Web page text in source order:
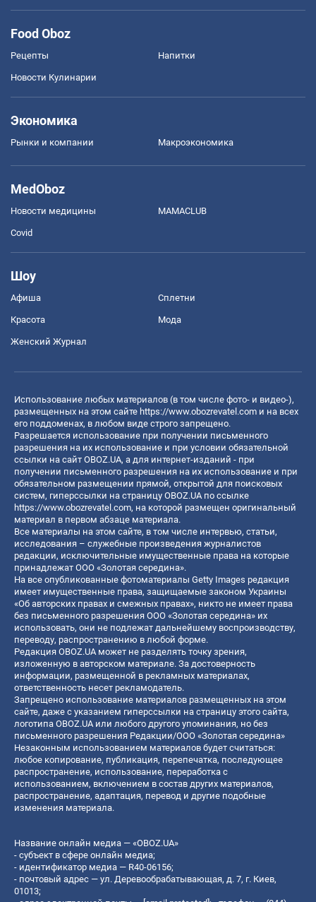
Food Oboz
Рецепты Напитки
Новости Кулинарии
Экономика
Рынки и компании Mакроэкономика
MedOboz
Новости медицины MAMACLUB
Covid
Шоу
Афиша Сплетни
Красота Мода
Женский Журнал
Использование любых материалов (в том числе фото- и видео-),
размещенных на этом сайте https://www.obozrevatel.com и на всех
его поддоменах, в любом виде строго запрещено.
Разрешается использование при получении письменного
разрешения на их использование и при условии обязательной
ссылки на сайт OBOZ.UA, а для интернет-изданий - при
получении письменного разрешения на их использование и при
обязательном размещении прямой, открытой для поисковых
систем, гиперссылки на страницу OBOZ.UA по ссылке
https://www.obozrevatel.com, на которой размещен оригинальный
материал в первом абзаце материала.
Все материалы на этом сайте, в том числе интервью, статьи,
исследования – служебные произведения журналистов
редакции, исключительные имущественные права на которые
принадлежат ООО «Золотая середина».
На все опубликованные фотоматериалы Getty Images редакция
имеет имущественные права, защищаемые законом Украины
«Об авторских правах и смежных правах», никто не имеет права
без письменного разрешения ООО «Золотая середина» их
использовать, они не подлежат дальнейшему воспроизводству,
переводу, распространению в любой форме.
Редакция OBOZ.UA может не разделять точку зрения,
изложенную в авторском материале. За достоверность
информации, размещенной в рекламных материалах,
ответственность несет рекламодатель.
Запрещено использование материалов размещенных на этом
сайте, даже с указанием гиперссылки на страницу этого сайта,
логотипа OBOZ.UA или любого другого упоминания, но без
письменного разрешения Редакции/ООО «Золотая середина»
Незаконным использованием материалов будет считаться:
любое копирование, публикация, перепечатка, последующее
распространение, использование, переработка с
использованием, включением в состав других материалов,
распространение, адаптация, перевод и другие подобные
изменения материала.
Название онлайн медиа — «OBOZ.UA»
- субъект в сфере онлайн медиа;
- идентификатор медиа — R40-06156;
- почтовый адрес — ул. Деревообрабатывающая, д. 7, г. Киев,
01013;